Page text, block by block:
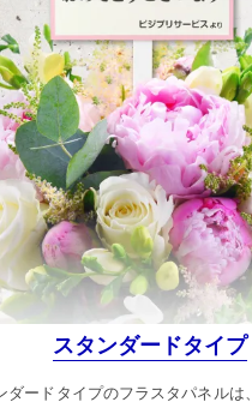
スタンダードタイプ
ダードタイプのフラスタパネルは